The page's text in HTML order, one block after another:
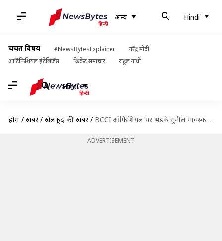
अन्य Hindi
चर्चित विषय #NewsBytesExplainer
नरेंद्र मोदी
आर्टिफिशियल इंटेलिजेंस
क्रिकेट समाचार राहुल गांधी
Hindi
होम / खबरें / खेलकूद की खबरें / BCCI ऑफिशियल पर भड़के सुनील गावस्कर, जानिए क्या रहा कारण
ADVERTISEMENT